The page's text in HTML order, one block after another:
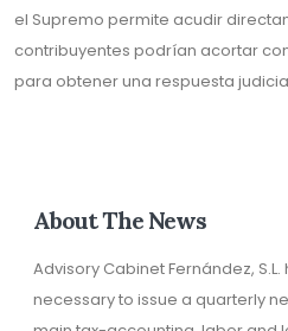
el Supremo permite acudir
contribuyentes podrían acortar
para obtener una respuesta
About The News
Advisory Cabinet Fernández,
necessary to issue a quarterly